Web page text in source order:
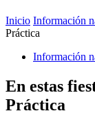
Inicio Información
Práctica
Información
En estas
Práctica